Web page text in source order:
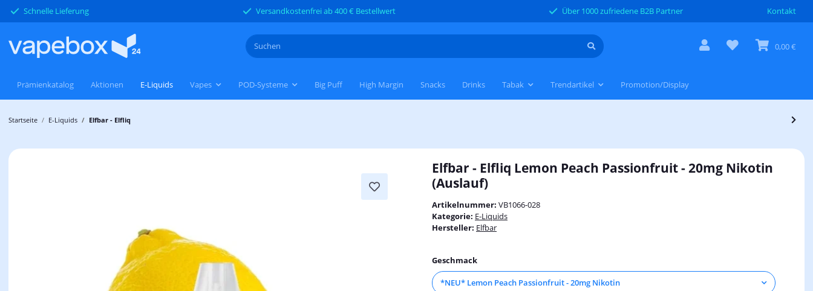
Kontakt
Schnelle Lieferung Versandkostenfrei ab 400 € Bestellwert Über 1000 zufriedene B2B Partner
0,00 €
Aktionen E-Liquids Vapes POD-Systeme Big Puff High Margin Snacks Drinks Tabak Trendartikel Promotion/Display
Prämienkatalog
Startseite E-Liquids Elfbar - Elfliq
Elfbar - Elfliq Lemon Peach Passionfruit - 20mg Nikotin
(Auslauf)
Artikelnummer: VB1066-028
Kategorie: E-Liquids
Hersteller: Elfbar
Geschmack
*NEU* Lemon Peach Passionfruit - 20mg Nikotin